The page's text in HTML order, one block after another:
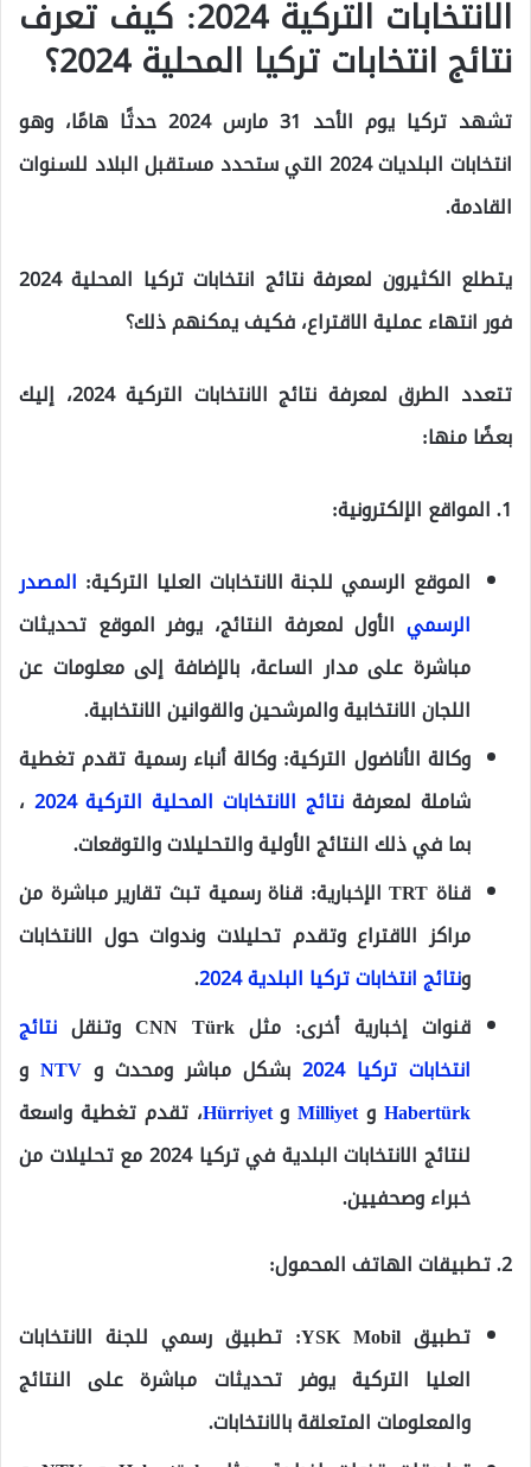
الانتخابات التركية 2024: كيف تعرف
نتائج انتخابات تركيا المحلية 2024؟
تشهد تركيا يوم الأحد 31 مارس 2024 حدثًا هامًا، وهو
انتخابات البلديات 2024 التي ستحدد مستقبل البلاد للسنوات
القادمة.
يتطلع الكثيرون لمعرفة نتائج انتخابات تركيا المحلية 2024
فور انتهاء عملية الاقتراع، فكيف يمكنهم ذلك؟
تتعدد الطرق لمعرفة نتائج الانتخابات التركية 2024، إليك
بعضًا منها:
1. المواقع الإلكترونية:
الموقع الرسمي للجنة الانتخابات العليا التركية: المصدر
الرسمي الأول لمعرفة النتائج، يوفر الموقع تحديثات
مباشرة على مدار الساعة، بالإضافة إلى معلومات عن
اللجان الانتخابية والمرشحين والقوانين الانتخابية.
وكالة الأناضول التركية: وكالة أنباء رسمية تقدم تغطية
شاملة لمعرفةنتائج الانتخابات المحلية التركية 2024
،
بما في ذلك النتائج الأولية والتحليلات والتوقعات.
قناة TRT الإخبارية:
قناة رسمية تبث تقارير مباشرة من
مراكز الاقتراع وتقدم تحليلات وندوات حول الانتخابات
ونتائج انتخابات تركيا البلدية 2024
.
قنوات إخبارية أخرى: مثل CNN Türk وتنقل
نتائج
انتخابات تركيا 2024
بشكل مباشر ومحدث و NTV و
HabertürkوMilliyetوHürriyet، تقدم تغطية واسعة
لنتائج الانتخابات البلدية في تركيا 2024 مع تحليلات من
خبراء وصحفيين.
2. تطبيقات الهاتف المحمول:
تطبيق YSK Mobil:
تطبيق رسمي للجنة الانتخابات
العليا التركية يوفر تحديثات مباشرة على النتائج
والمعلومات المتعلقة بالانتخابات.